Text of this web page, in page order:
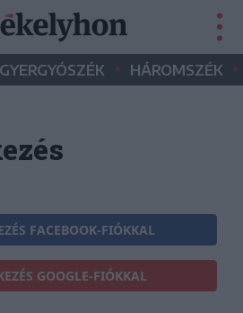
GYERGYÓSZÉK • HÁROMSZÉK •
FACEBOOK-FIÓKKAL
GOOGLE-FIÓKKAL